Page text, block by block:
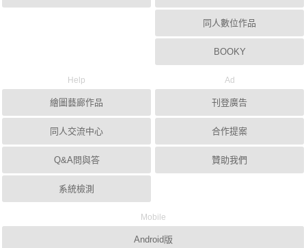
同人數位作品
BOOKY
Help
繪圖藝廊作品
同人交流中心
Q&A問與答
系統檢測
Ad
刊登廣告
合作提案
贊助我們
Mobile
Android版